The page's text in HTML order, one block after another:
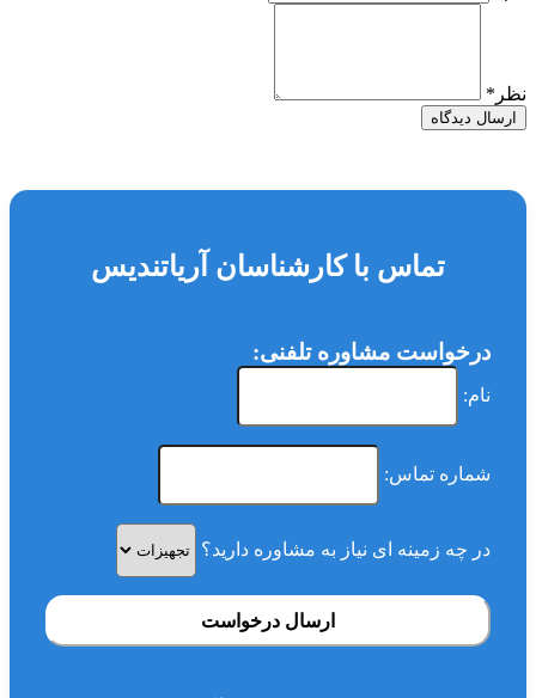
نظر *
ارسال دیدگاه
تماس با کارشناسان آریاتندیس
درخواست مشاوره تلفنی:
نام:
شماره تماس:
در چه زمینه ای نیاز به مشاوره دارید؟
ارسال درخواست